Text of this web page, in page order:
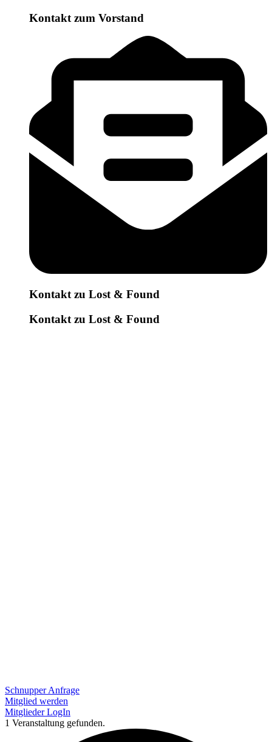
Kontakt zum Vorstand
Kontakt zu Lost & Found
Kontakt zu Lost & Found
Schnupper Anfrage
Mitglied werden
Mitglieder LogIn
1 Veranstaltung gefunden.